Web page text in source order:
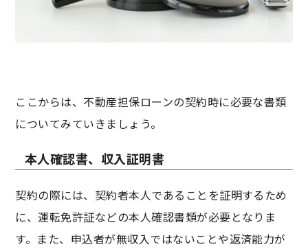
ここからは、不動産担保ローンの契約時に必要な書類
についてみていきましょう。
本人確認書、収入証明書
契約の際には、契約者本人であることを証明するため
に、運転免許証などの本人確認書類が必要となりま
す。また、申込者が無収入ではないことや返済能力が